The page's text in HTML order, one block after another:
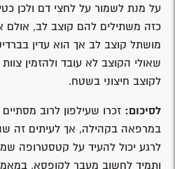
על מנת לשמור על לחצי דם ולכן
כזה משתילים להם קוצב לב, אולם
מושתל קוצב לב אך הוא עדין
לקוצב חיצוני בשטח.
לסיכום: זכרו שעילפון לרוב
במרפאה בקהילה, אך לעיתים זה
לרגע יכול להעיד על קטסטרופה
ותמיד לחשוב מעבר לקופסא,